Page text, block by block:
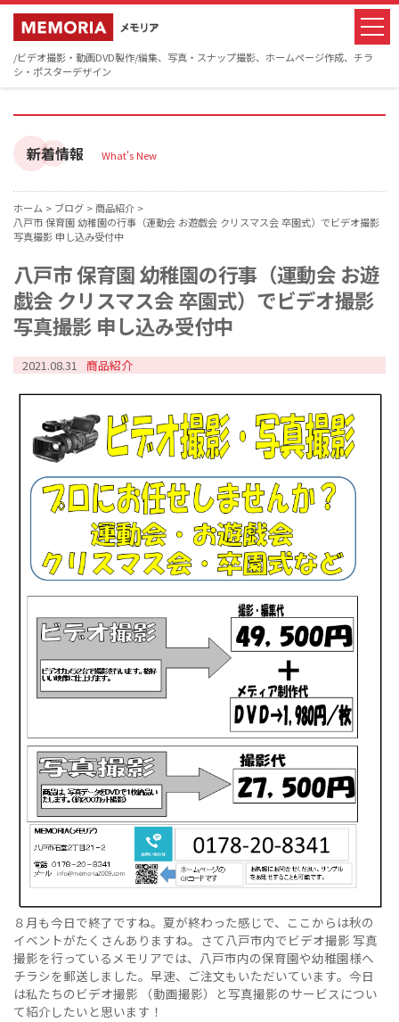
/ビデオ撮影・動画DVD製作/編集、写真・スナップ撮影、ホームページ作成、チラ
シ・ポスターデザイン
新着情報 What's New
ホーム > ブログ > 商品紹介 >
八戸市 保育園 幼稚園の行事（運動会 お遊戯会 クリスマス会 卒園式）でビデオ撮影
写真撮影 申し込み受付中
八戸市 保育園 幼稚園の行事（運動会 お遊
戯会 クリスマス会 卒園式）でビデオ撮影
写真撮影 申し込み受付中
2021.08.31 商品紹介
８月も今日で終了ですね。夏が終わった感じで、ここからは秋の
イベントがたくさんありますね。さて八戸市内でビデオ撮影 写真
撮影を行っているメモリアでは、八戸市内の保育園や幼稚園様へ
チラシを郵送しました。早速、ご注文もいただいています。今日
は私たちのビデオ撮影 （動画撮影）と写真撮影のサービスについ
て紹介したいと思います！